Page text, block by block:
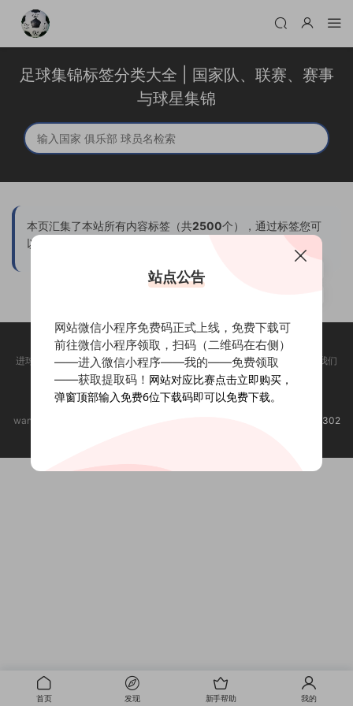
足球集锦标签分类大全 | 国家队、联赛、赛事
与球星集锦
本页汇集了本站所有内容标签（共2500个），通过标签您可
以：
⇢ 快速定位特定主题内容 ⇢ 发现热门内容分类
进球时刻是一个非营利性网站，对于与所提供内容相关的任何版权问题，我们
不承担任何责任。
标签归档页 新手帮助 赞助本站
举报邮箱：
wanjiang_61@163.com 进球时刻 @2020-2025
渝ICP备2022006302
首页 发现 新手帮助 我的
站点公告
网站微信小程序免费码正式上线，免费下载可
前往微信小程序领取，扫码（二维码在右侧）
——进入微信小程序——我的——免费领取
——获取提取码！ 网站对应比赛点击立即购买，
弹窗顶部输入免费6位下载码即可以免费下载。